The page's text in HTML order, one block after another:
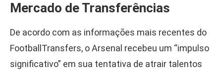
Mercado de Transferências
De acordo com as informações mais recentes do
FootballTransfers, o Arsenal recebeu um “impulso
significativo” em sua tentativa de atrair talentos